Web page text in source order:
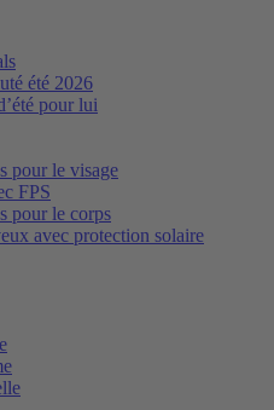
été 2026
pour lui
pour le visage
FPS
pour le corps
avec protection solaire